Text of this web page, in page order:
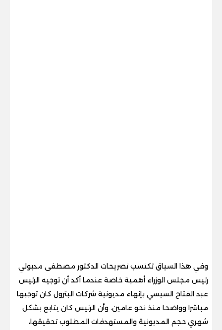
وفي هذا السياق تكتسب تصريحات الدكتور مصطفى مدبولي
رئيس مجلس الوزراء أهمية خاصة عندما أكد أن توجيه الرئيس
عبد الفتاح السيسي بإنهاء مديونية شركات البترول كان توجيها
مباشرا وواضحا منذ نحو عامين، وأن الرئيس كان يتابع بشكل
شهري حجم المديونية والمستهدفات المطلوب تحقيقها،